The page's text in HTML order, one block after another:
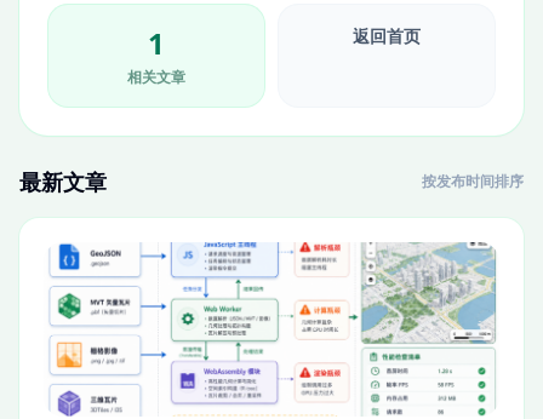
1
相关文章
返回首页
最新文章 按发布时间排序